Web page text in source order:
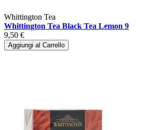
Whittington Tea
Whittington Tea Black Tea Lemon 9
9,50 €
Aggiungi al Carrello